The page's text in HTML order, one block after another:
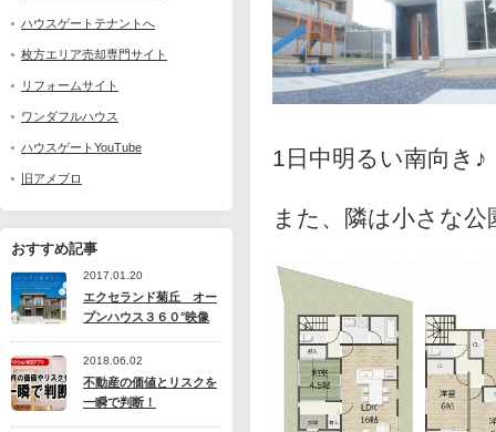
ハウスゲートテナントへ
枚方エリア売却専門サイト
リフォームサイト
ワンダフルハウス
ハウスゲートYouTube
旧アメブロ
おすすめ記事
2017.01.20
エクセランド菊丘 オー
プンハウス３６０°映像
2018.06.02
不動産の価値とリスクを
一瞬で判断！
1日中明るい南向き♪
また、隣は小さな